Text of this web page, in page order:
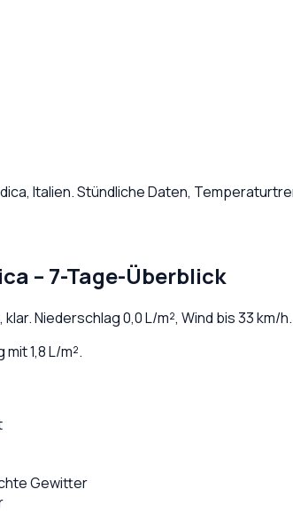
, Italien. Stündliche Daten,
– 7-Tage-Überblick
klar. Niederschlag0,0L/m², Wind bis33km/h.
1,8 L/m².
Gewitter